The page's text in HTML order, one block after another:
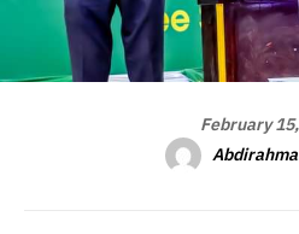
February